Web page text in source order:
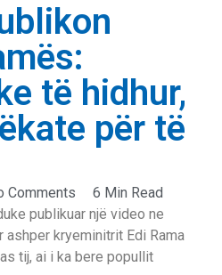
të hidhur,
për të
Comments
6 Min Read
publikuar një video ne
ashper kryeminitrit Edi Rama
tij, ai i ka bere popullit